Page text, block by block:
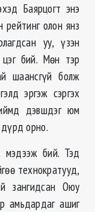
Баярцогт энэ
рейтинг олон янз
уу, үзэн
бий. Мөн тэр
шаансгүй болж
эргэж сэргэх
дэвшдэг юм
орно.
мэдээж бий. Тэд
технократууд,
зангидсан Оюу
амьдардаг ашиг